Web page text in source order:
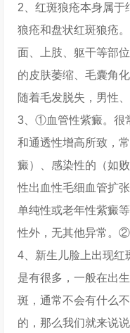
2、红斑狼疮本身属于
狼疮和盘状红斑狼疮
面、上肢、躯干等部
的皮肤萎缩、毛囊角
随着毛发脱失，男性
3、①血管性紫癜。很
和通透性增高所致，
癜）、感染性的（如
性出血性毛细血管扩
单纯性或老年性紫癜
性外，无其他异常。②
4、新生儿脸上出现红
是有很多，一般在出
斑，通常不会有什么
的，那么我们就来说